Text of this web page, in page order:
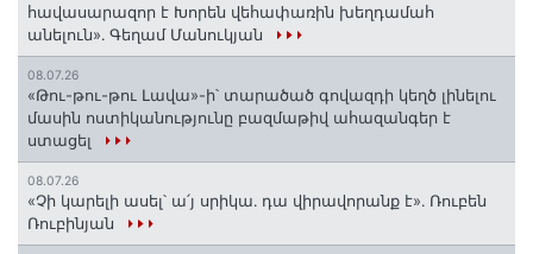
հավասարազոր է Խորեն վեհափառին խեղդամահ
անելուն»․ Գեղամ Մանուկյան
08.07.26
«Թու-թու-թու Լավա»-ի՝ տարածած գովազդի կեղծ լինելու
մասին ոստիկանությունը բազմաթիվ ահազանգեր է
ստացել
08.07.26
«Չի կարելի ասել՝ ա՛յ սրիկա․ դա վիրավորանք է»․ Ռուբեն
Ռուբինյան